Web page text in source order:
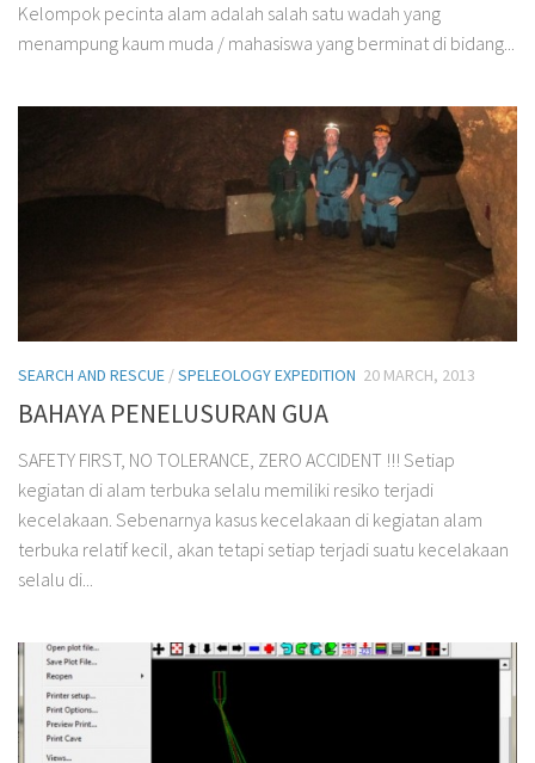
Kelompok pecinta alam adalah salah satu wadah yang
menampung kaum muda / mahasiswa yang berminat di bidang...
SEARCH AND RESCUE /SPELEOLOGY EXPEDITION 20 MARCH, 2013
BAHAYA PENELUSURAN GUA
SAFETY FIRST, NO TOLERANCE, ZERO ACCIDENT !!! Setiap
kegiatan di alam terbuka selalu memiliki resiko terjadi
kecelakaan. Sebenarnya kasus kecelakaan di kegiatan alam
terbuka relatif kecil, akan tetapi setiap terjadi suatu kecelakaan
selalu di...